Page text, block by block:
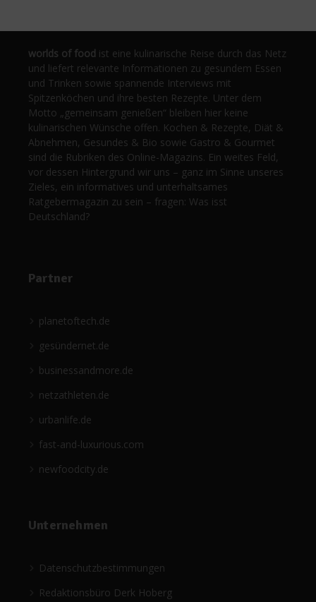
worlds of food ist eine kulinarische Reise durch das Netz
und liefert relevante Informationen zu gesundem Essen
und Trinken sowie spannende Interviews mit
Spitzenköchen und ihre besten Rezepte. Unter dem
Motto „gemeinsam genießen“ bleiben hier keine
kulinarischen Wünsche offen. Kochen & Rezepte, Diät &
Abnehmen, Gesundes & Bio sowie Gastro & Gourmet
sind die Rubriken des Online-Magazins. Ein weites Feld,
vor dessen Hintergrund wir uns – ganz im Sinne unseres
Zieles, ein informatives und unterhaltsames
Ratgebermagazin zu sein – fragen: Was isst
Deutschland?
Partner
planetoftech.de
gesündernet.de
businessandmore.de
netzathleten.de
urbanlife.de
fast-and-luxurious.com
newfoodcity.de
Unternehmen
Datenschutzbestimmungen
Redaktionsbüro Derk Hoberg